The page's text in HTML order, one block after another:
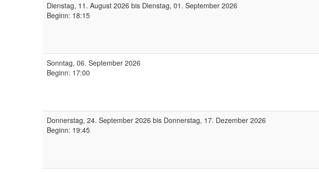
Dienstag, 11. August 2026 bis Dienstag, 01. September 2026
Beginn: 18:15
Sonntag, 06. September 2026
Beginn: 17:00
Donnerstag, 24. September 2026 bis Donnerstag, 17. Dezember 2026
Beginn: 19:45